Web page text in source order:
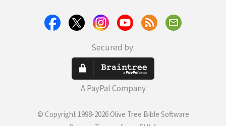
Secured by:
A PayPal Company
© Copyright 1998-2026 Olive Tree Bible Software